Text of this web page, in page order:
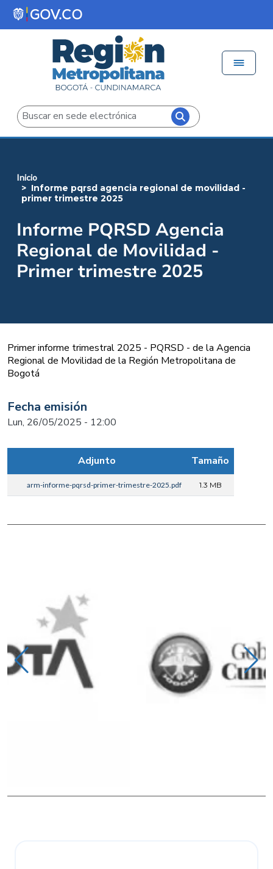
Pasar al contenido principal
Buscar
inicio
informe pqrsd agencia regional de movilidad -
primer trimestre 2025
Informe PQRSD Agencia
Regional de Movilidad -
Primer trimestre 2025
Primer informe trimestral 2025 - PQRSD - de la Agencia
Regional de Movilidad de la Región Metropolitana de
Bogotá
Fecha emisión
Lun, 26/05/2025 - 12:00
Adjunto Tamaño
arm-informe-pqrsd-primer-trimestre-2025.pdf 1.3 MB